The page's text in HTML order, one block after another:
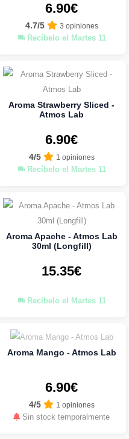
6.90€
4.7/5 3 opiniones
Recíbelo el Martes 11
Aroma Strawberry Sliced -
Atmos Lab
6.90€
4/5 1 opiniones
Recíbelo el Martes 11
Aroma Apache - Atmos Lab
30ml (Longfill)
15.35€
Recíbelo el Martes 11
Aroma Mango - Atmos Lab
6.90€
4/5 1 opiniones
Sin stock temporalmente